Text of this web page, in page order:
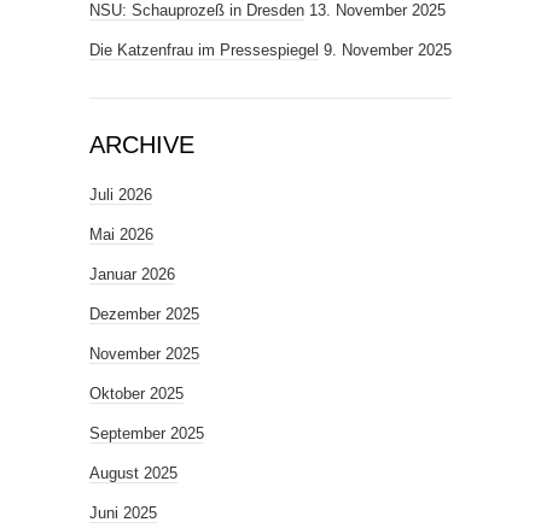
NSU: Schauprozeß in Dresden 13. November 2025
Die Katzenfrau im Pressespiegel 9. November 2025
ARCHIVE
Juli 2026
Mai 2026
Januar 2026
Dezember 2025
November 2025
Oktober 2025
September 2025
August 2025
Juni 2025